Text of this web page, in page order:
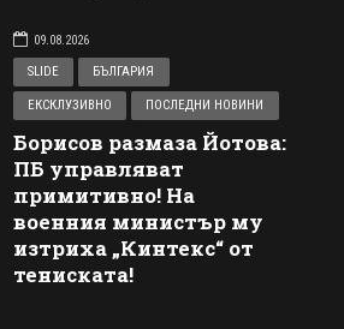
09.08.2026
SLIDE
БЪЛГАРИЯ
ЕКСКЛУЗИВНО ПОСЛЕДНИ НОВИНИ
Борисов размаза Йотова:
ПБ управляват
примитивно! На
военния министър му
изтриха „Кинтекс“ от
тениската!